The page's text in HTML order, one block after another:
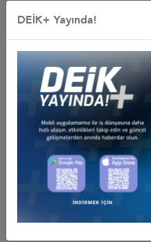
İş Konseyi ile Alakalı
DEİK/LOJİSTİK İŞ KONSEYİ,
FUARINDA MİLLİ PAVİLYON
02 Haziran 2025 Pazartesi
TRANSPORT LOGISTIC 2025
29 Kasım 2024 Cuma
DEİK+ Yayında!